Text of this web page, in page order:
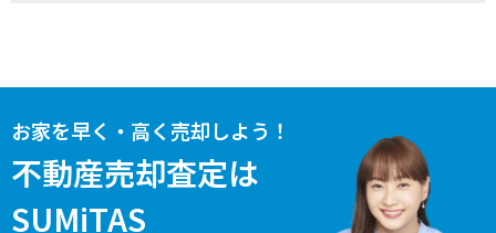
お家を早く・高く売却しよう！
不動産売却査定は
SUMiTAS